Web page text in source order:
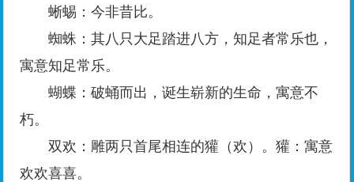
蜥蜴：今非昔比。
蜘蛛：其八只大足踏进八方，知足者常乐也，
寓意知足常乐。
蝴蝶：破蛹而出，诞生崭新的生命，寓意不
朽。
双欢：雕两只首尾相连的獾（欢）。獾：寓意
欢欢喜喜。